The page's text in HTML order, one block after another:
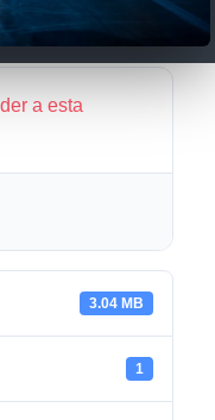
a esta
3.04 MB
1